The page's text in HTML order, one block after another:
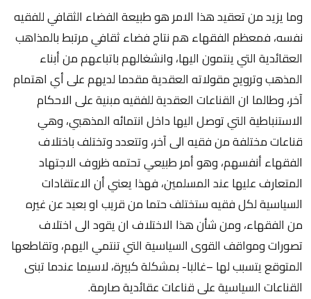
وما يزيد من تعقيد هذا الامر هو طبيعة الفضاء الثقافي للفقيه
نفسه، فمعظم الفقهاء هم نتاج فضاء ثقافي مرتبط بالمذاهب
العقائدية التي ينتمون اليها، وانشغالهم باتباعهم من أبناء
المذهب وترويج مقولاته العقدية مقدما لديهم على أي اهتمام
آخر، وطالما ان القناعات العقدية للفقيه مبنية على الاحكام
الاستنباطية التي توصل اليها داخل انتمائه المذهبي، وهي
قناعات مختلفة من فقيه الى آخر، وتتعدد وتختلف باختلاف
الفقهاء أنفسهم، وهو أمر طبيعي تحتمه ظروف الاجتهاد
المتعارف عليها عند المسلمين، فهذا يعني أن الاعتقادات
السياسية لكل فقيه ستختلف حتما من قريب او بعيد عن غيره
من الفقهاء، ومن شأن هذا الاختلاف ان يقود الى اختلاف
تصورات ومواقف القوى السياسية التي تنتمي اليهم، وتقاطعها
المتوقع يتسبب لها –غالبا- بمشكلة كبيرة، لاسيما عندما تبنى
القناعات السياسية على قناعات عقائدية صارمة.